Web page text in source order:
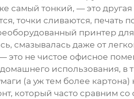
самый тонкий, — это
точки сливаются, печать
принтер
смазывалась даже от
не чистое офисное
использования, в
(а уж тем более картона)
который часто сравним со